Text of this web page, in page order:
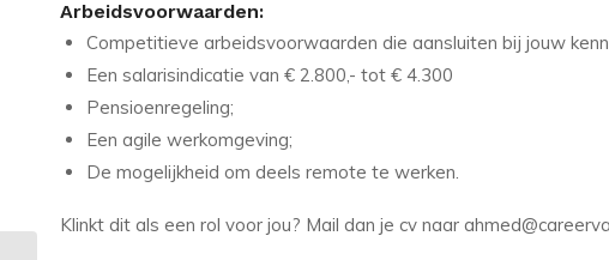
Arbeidsvoorwaarden:
Competitieve arbeidsvoorwaarden die aansluiten bij jouw
Een salarisindicatie van € 2.800,- tot € 4.300
Pensioenregeling;
Een agile werkomgeving;
De mogelijkheid om deels remote te werken.
Klinkt dit als een rol voor jou? Mail dan je cv naar